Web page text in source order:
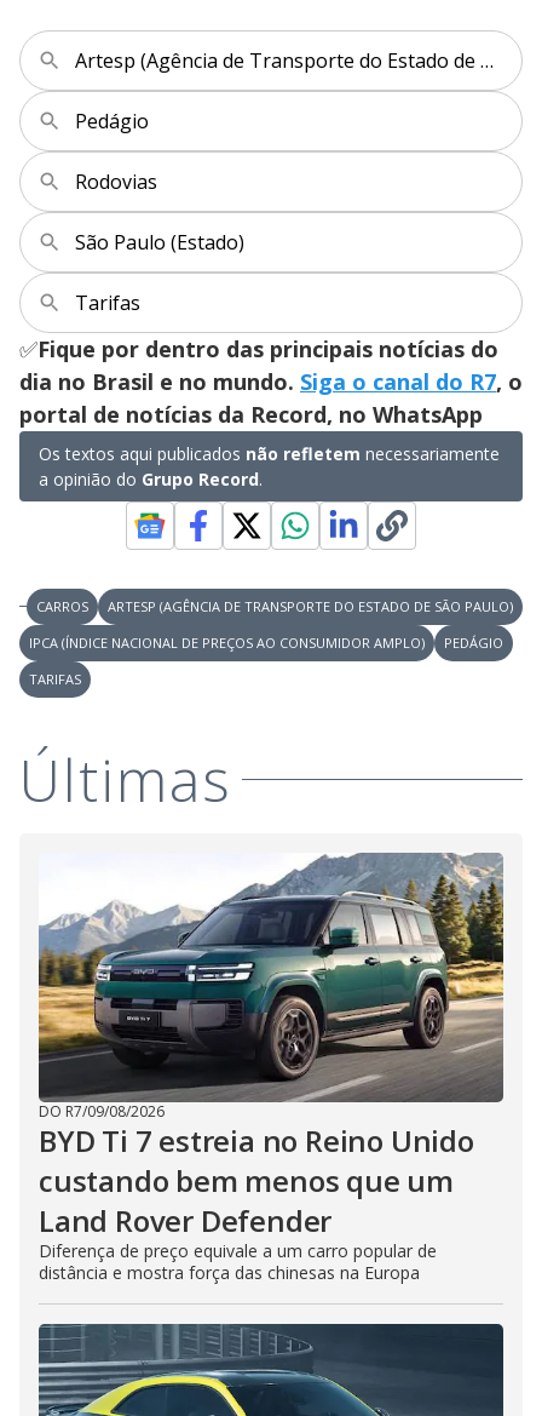
Artesp (Agência de Transporte do Estado de São Paulo)
Pedágio
Rodovias
São Paulo (Estado)
Tarifas
✅Fique por dentro das principais notícias do
dia no Brasil e no mundo. Siga o canal do R7, o
portal de notícias da Record, no WhatsApp
Os textos aqui publicados não refletem necessariamente
a opinião do Grupo Record.
CARROS
ARTESP (AGÊNCIA DE TRANSPORTE DO ESTADO DE SÃO PAULO)
IPCA (ÍNDICE NACIONAL DE PREÇOS AO CONSUMIDOR AMPLO)
PEDÁGIO
TARIFAS
Últimas
DO R7/09/08/2026
BYD Ti 7 estreia no Reino Unido
custando bem menos que um
Land Rover Defender
Diferença de preço equivale a um carro popular de
distância e mostra força das chinesas na Europa